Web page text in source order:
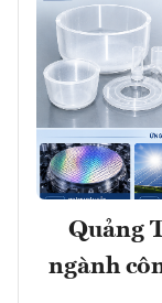
Quảng
ngành